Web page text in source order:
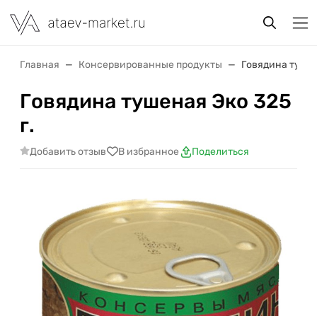
Главная Консервированные продукты Говядина
Говядина тушеная Эко 325
г.
Добавить отзыв В избранное Поделиться